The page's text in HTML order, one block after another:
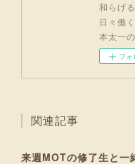
和らげ
日々働
本太一
フォ
関連記事